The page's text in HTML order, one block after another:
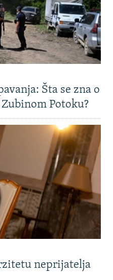
Šta se zna o
Potoku?
neprijatelja